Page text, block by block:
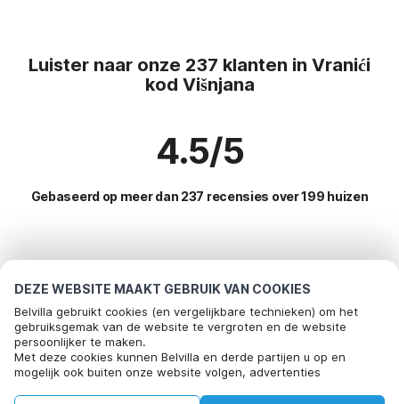
DEZE WEBSITE MAAKT GEBRUIK VAN COOKIES
Belvilla gebruikt cookies (en vergelijkbare technieken) om het
gebruiksgemak van de website te vergroten en de website
persoonlijker te maken.
Met deze cookies kunnen Belvilla en derde partijen u op en
mogelijk ook buiten onze website volgen, advertenties
Luister naar onze 237 klanten in Vranići
kod Višnjana
4.5/5
Gebaseerd op meer dan 237 recensies over 199 huizen
vakantie
Top steden met top voorzieningen voor vakantie
Vakantiehuis met barbecue puntera
Vakantiehuis met barbecue hrboki
Populaire voorzieningen voor vakantie in Vranici-kod-
visnjana
Bel om te boeken